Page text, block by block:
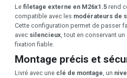
Le filetage externe en M26x1.5 rend
compatible avec les modérateurs de
Cette configuration permet de passer
avec silencieux, tout en conservant un
fixation fiable.
Montage précis et
Livré avec une clé de montage, un